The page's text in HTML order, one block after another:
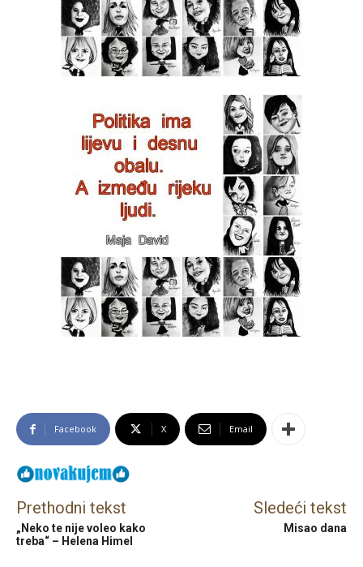
Facebook X Email
Prethodni tekst
„Neko te nije voleo kako
treba“ – Helena Himel
Sledeći tekst
Misao dana